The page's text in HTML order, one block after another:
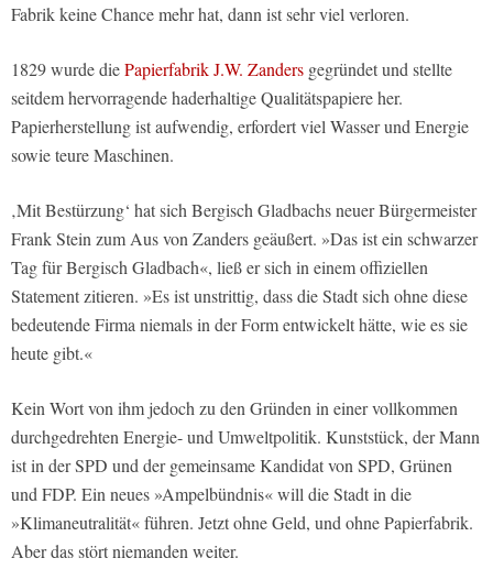
Fabrik keine Chance mehr hat, dann ist sehr viel verloren.
1829 wurde diePapierfabrik J.W. Zanders gegründet und stellte
seitdem hervorragende haderhaltige Qualitätspapiere her.
Papierherstellung ist aufwendig, erfordert viel Wasser und Energie
sowie teure Maschinen.
‚Mit Bestürzung‘ hat sich Bergisch Gladbachs neuer Bürgermeister
Frank Stein zum Aus von Zanders geäußert. »Das ist ein schwarzer
Tag für Bergisch Gladbach«, ließ er sich in einem offiziellen
Statement zitieren. »Es ist unstrittig, dass die Stadt sich ohne diese
bedeutende Firma niemals in der Form entwickelt hätte, wie es sie
heute gibt.«
Kein Wort von ihm jedoch zu den Gründen in einer vollkommen
durchgedrehten Energie- und Umweltpolitik. Kunststück, der Mann
ist in der SPD und der gemeinsame Kandidat von SPD, Grünen
und FDP. Ein neues »Ampelbündnis« will die Stadt in die
»Klimaneutralität« führen. Jetzt ohne Geld, und ohne Papierfabrik.
Aber das stört niemanden weiter.